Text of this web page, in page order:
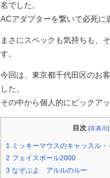
名でした。
ACアダプターを繋いで必死に
まさにスペックも気持ちも、
す。
今回は、東京都千代田区のお
した。
その中から個人的にピックア
目次 [非表示]
1 ミッキーマウスのキャッスル
2 フェイスボール2000
3 なぞぷよ アルルのルー